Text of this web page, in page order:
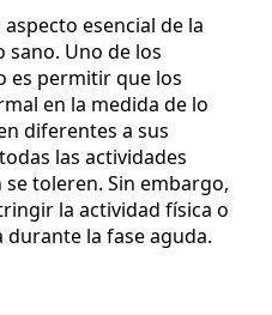
esencial de la
sano. Uno de los
es permitir que los
en la medida de lo
diferentes a sus
las actividades
toleren. Sin embargo,
la actividad física o
la fase aguda.